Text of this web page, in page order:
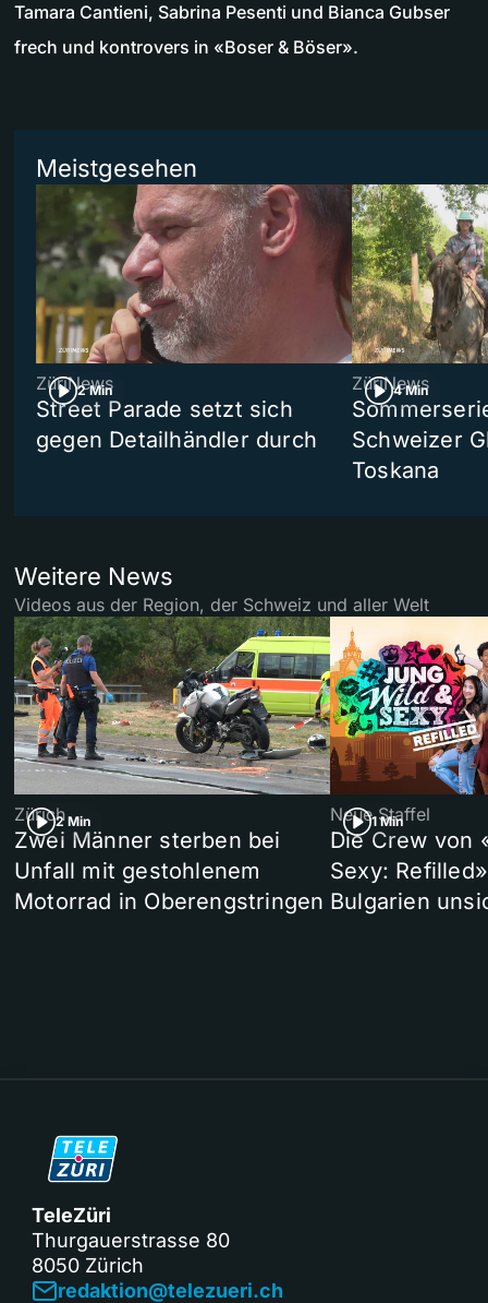
Tamara Cantieni, Sabrina Pesenti und Bianca Gubser
frech und kontrovers in «Boser & Böser».
Meistgesehen
2 Min
ZüriNews
Street Parade setzt sich
gegen Detailhändler durch
4 Min
ZüriNews
Schweizer
Toskana
Weitere News
Videos aus der Region, der Schweiz und aller Welt
2 Min
Zürich
Zwei Männer sterben bei
Unfall mit gestohlenem
Motorrad in Oberengstringen
1 Min
Neue Staffel
Die Crew von
Sexy:
Bulgarien
TeleZüri
Thurgauerstrasse 80
8050 Zürich
redaktion@telezueri.ch